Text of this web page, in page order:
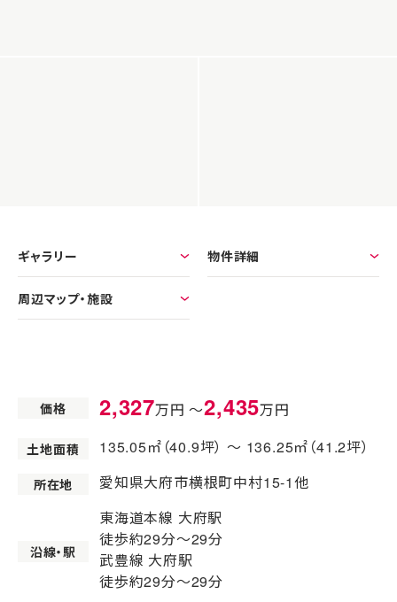
ギャラリー 物件詳細
周辺マップ・施設
価格 2,327万円 〜2,435万円
土地面積 135.05㎡（40.9坪） 〜 136.25㎡（41.2坪）
所在地 愛知県大府市横根町中村15-1他
沿線・駅
東海道本線 大府駅
徒歩約29分〜29分
武豊線 大府駅
徒歩約29分〜29分